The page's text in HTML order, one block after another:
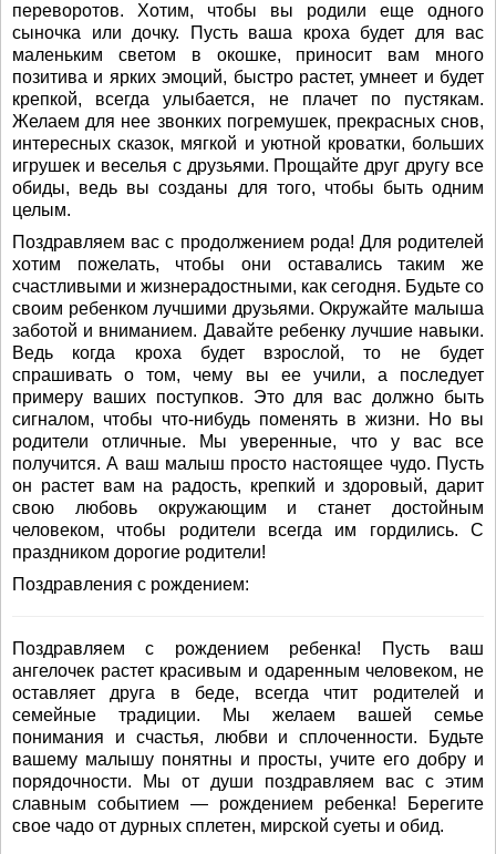
переворотов. Хотим, чтобы вы родили еще одного
сыночка или дочку. Пусть ваша кроха будет для вас
маленьким светом в окошке, приносит вам много
позитива и ярких эмоций, быстро растет, умнеет и будет
крепкой, всегда улыбается, не плачет по пустякам.
Желаем для нее звонких погремушек, прекрасных снов,
интересных сказок, мягкой и уютной кроватки, больших
игрушек и веселья с друзьями. Прощайте друг другу все
обиды, ведь вы созданы для того, чтобы быть одним
целым.
Поздравляем вас с продолжением рода! Для родителей
хотим пожелать, чтобы они оставались таким же
счастливыми и жизнерадостными, как сегодня. Будьте со
своим ребенком лучшими друзьями. Окружайте малыша
заботой и вниманием. Давайте ребенку лучшие навыки.
Ведь когда кроха будет взрослой, то не будет
спрашивать о том, чему вы ее учили, а последует
примеру ваших поступков. Это для вас должно быть
сигналом, чтобы что-нибудь поменять в жизни. Но вы
родители отличные. Мы уверенные, что у вас все
получится. А ваш малыш просто настоящее чудо. Пусть
он растет вам на радость, крепкий и здоровый, дарит
свою любовь окружающим и станет достойным
человеком, чтобы родители всегда им гордились. С
праздником дорогие родители!
Поздравления с рождением:
Поздравляем с рождением ребенка! Пусть ваш
ангелочек растет красивым и одаренным человеком, не
оставляет друга в беде, всегда чтит родителей и
семейные традиции. Мы желаем вашей семье
понимания и счастья, любви и сплоченности. Будьте
вашему малышу понятны и просты, учите его добру и
порядочности. Мы от души поздравляем вас с этим
славным событием — рождением ребенка! Берегите
свое чадо от дурных сплетен, мирской суеты и обид.